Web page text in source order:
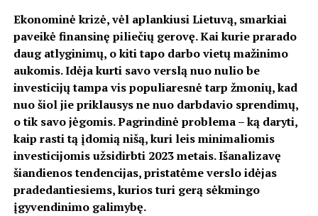
Ekonominė krizė, vėl aplankiusi Lietuvą, smarkiai
paveikė finansinę piliečių gerovę. Kai kurie prarado
daug atlyginimų, o kiti tapo darbo vietų mažinimo
aukomis. Idėja kurti savo verslą nuo nulio be
investicijų tampa vis populiaresnė tarp žmonių, kad
nuo šiol jie priklausys ne nuo darbdavio sprendimų,
o tik savo jėgomis. Pagrindinė problema – ką daryti,
kaip rasti tą įdomią nišą, kuri leis minimaliomis
investicijomis užsidirbti 2023 metais. Išanalizavę
šiandienos tendencijas, pristatėme verslo idėjas
pradedantiesiems, kurios turi gerą sėkmingo
įgyvendinimo galimybę.